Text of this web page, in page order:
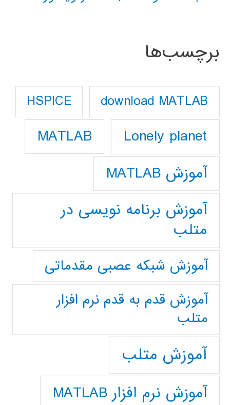
برچسب‌ها
download MATLAB
HSPICE
Lonely planet
MATLAB
آموزش MATLAB
آموزش برنامه نویسی در
متلب
آموزش شبکه عصبی مقدماتی
آموزش قدم به قدم نرم افزار
متلب
آموزش متلب
آموزش نرم افزار MATLAB